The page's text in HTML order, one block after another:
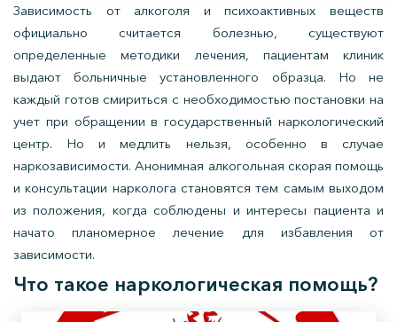
Зависимость от алкоголя и психоактивных веществ
официально считается болезнью, существуют
определенные методики лечения, пациентам клиник
выдают больничные установленного образца. Но не
каждый готов смириться с необходимостью постановки на
учет при обращении в государственный наркологический
центр. Но и медлить нельзя, особенно в случае
наркозависимости. Анонимная алкогольная скорая помощь
и консультации нарколога становятся тем самым выходом
из положения, когда соблюдены и интересы пациента и
начато планомерное лечение для избавления от
зависимости.
Что такое наркологическая помощь?